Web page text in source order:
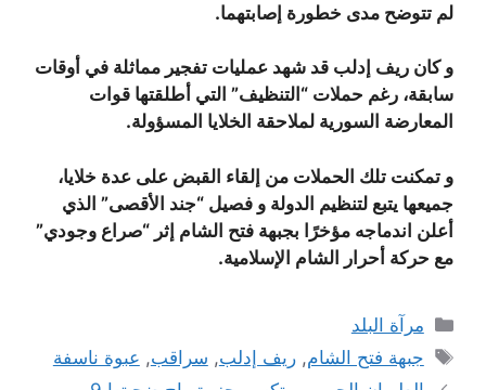
لم تتوضح مدى خطورة إصابتهما.
و كان ريف إدلب قد شهد عمليات تفجير مماثلة في أوقات
سابقة، رغم حملات “التنظيف” التي أطلقتها قوات
المعارضة السورية لملاحقة الخلايا المسؤولة.
و تمكنت تلك الحملات من إلقاء القبض على عدة خلايا،
جميعها يتبع لتنظيم الدولة و فصيل “جند الأقصى” الذي
أعلن اندماجه مؤخرًا بجبهة فتح الشام إثر “صراع وجودي”
مع حركة أحرار الشام الإسلامية.
التصنيفات
مرآة البلد
الوسوم
جبهة فتح الشام,ريف إدلب, سراقب, عبوة ناسفة